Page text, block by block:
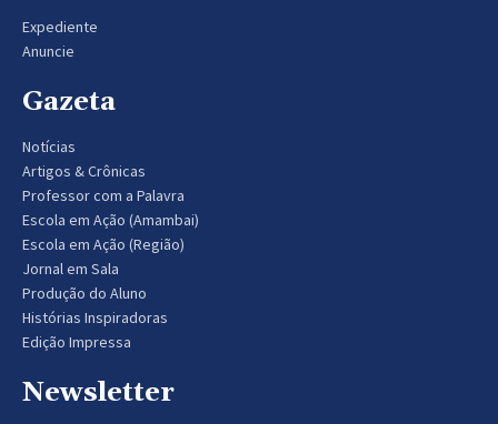
Expediente
Anuncie
Gazeta
Notícias
Artigos & Crônicas
Professor com a Palavra
Escola em Ação (Amambai)
Escola em Ação (Região)
Jornal em Sala
Produção do Aluno
Histórias Inspiradoras
Edição Impressa
Newsletter